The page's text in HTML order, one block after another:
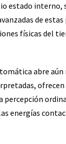
estado interno,
de
físicas del
abre aún
percepción
energías